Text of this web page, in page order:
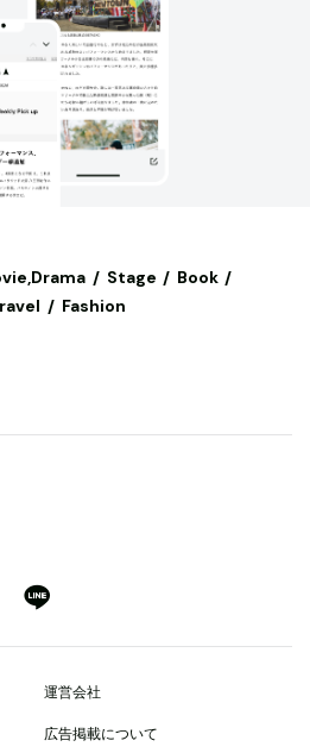
Stage
Book
Fashion
運営会社
広告掲載について